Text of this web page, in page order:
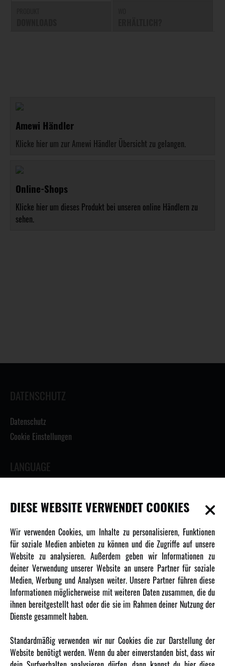
Amewi Händler
Klicke hier um zur Amewi Händler Übersicht zu gelangen.
Online-Shops
Klicke hier um dieses Produkt bei unseren online Händlern zu
sehen.
DATENSCHUTZ
Datenschutz
Cookie Einstellungen
LANGUAGE
INFORMATIONEN
Newsletter
Über uns
Karriere
Amewi Kataloge
MEHR VON AMEWI
AMXRacing - Qualitäts RC-Zubehör
DIESE WEBSITE VERWENDET COOKIES
Wir verwenden Cookies, um Inhalte zu personalisieren, Funktionen
für soziale Medien anbieten zu können und die Zugriffe auf unsere
Website zu analysieren. Außerdem geben wir Informationen zu
deiner Verwendung unserer Website an unsere Partner für soziale
Medien, Werbung und Analysen weiter. Unsere Partner führen diese
Informationen möglicherweise mit weiteren Daten zusammen, die du
ihnen bereitgestellt hast oder die sie im Rahmen deiner Nutzung der
Dienste gesammelt haben.
Standardmäßig verwenden wir nur Cookies die zur Darstellung der
Website benötigt werden. Wenn du aber einverstanden bist, dass wir